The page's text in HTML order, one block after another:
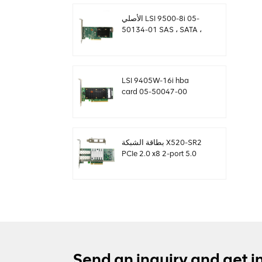
الأصلي LSI 9500-8i 05-
50134-01 SAS ، SATA ،
LSI 9405W-16i hba
card 05-50047-00
بطاقة الشبكة X520-SR2
PCIe 2.0 x8 2-port 5.0